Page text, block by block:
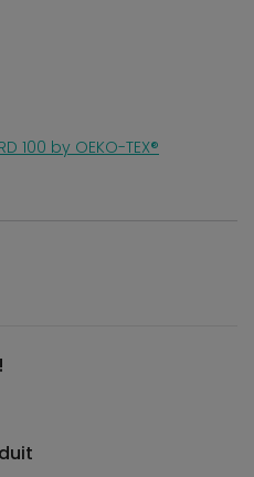
100 by OEKO-TEX®